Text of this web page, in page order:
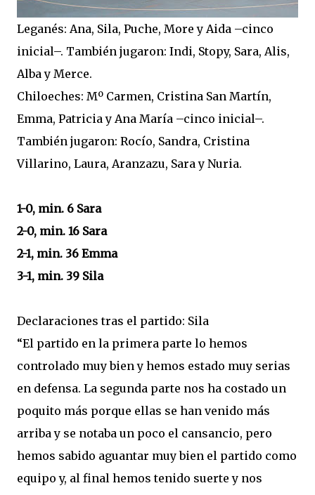
Leganés: Ana, Sila, Puche, More y Aida –cinco
inicial–. También jugaron: Indi, Stopy, Sara, Alis,
Alba y Merce.
Chiloeches: Mº Carmen, Cristina San Martín,
Emma, Patricia y Ana María –cinco inicial–.
También jugaron: Rocío, Sandra, Cristina
Villarino, Laura, Aranzazu, Sara y Nuria.
1-0, min. 6 Sara
2-0, min. 16 Sara
2-1, min. 36 Emma
3-1, min. 39 Sila
Declaraciones tras el partido: Sila
“El partido en la primera parte lo hemos
controlado muy bien y hemos estado muy serias
en defensa. La segunda parte nos ha costado un
poquito más porque ellas se han venido más
arriba y se notaba un poco el cansancio, pero
hemos sabido aguantar muy bien el partido como
equipo y, al final hemos tenido suerte y nos